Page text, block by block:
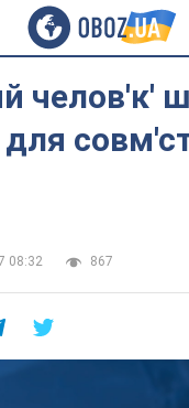
челов'к'
08:32
867